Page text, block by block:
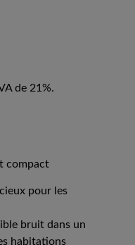
de 21%.
compact
pour les
bruit dans un
habitations